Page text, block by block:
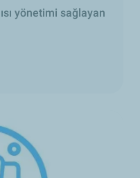
yönetimi sağlayan